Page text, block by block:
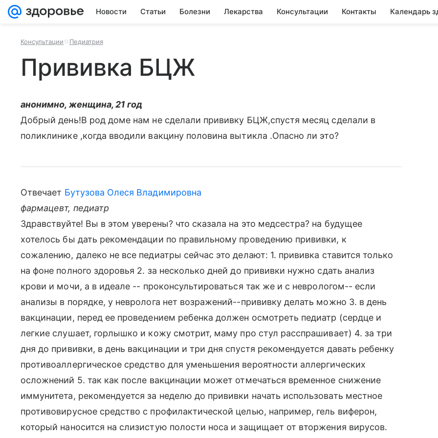
Новости Статьи Болезни Лекарства Консультации Контакты Календарь
Консультации Педиатрия
Прививка БЦЖ
анонимно, женщина, 21 год
Добрый день!В род доме нам не сделали прививку БЦЖ,спустя месяц сделали в
поликлинике ,когда вводили вакцину половина вытикла .Опасно ли это?
Отвечает Бутузова Олеся Владимировна
фармацевт, педиатр
Здравствуйте! Вы в этом уверены? что сказала на это медсестра? на будущее
хотелось бы дать рекомендации по правильному проведению прививки, к
сожалению, далеко не все педиатры сейчас это делают: 1. прививка ставится только
на фоне полного здоровья 2. за несколько дней до прививки нужно сдать анализ
крови и мочи, а в идеале -- проконсультироваться так же и с неврологом-- если
анализы в порядке, у невролога нет возражений--прививку делать можно 3. в день
вакцинации, перед ее проведением ребенка должен осмотреть педиатр (сердце и
легкие слушает, горлышко и кожу смотрит, маму про стул расспрашивает) 4. за три
дня до прививки, в день вакцинации и три дня спустя рекомендуется давать ребенку
противоаллергическое средство для уменьшения вероятности аллергических
осложнений 5. так как после вакцинации может отмечаться временное снижение
иммунитета, рекомендуется за неделю до прививки начать использовать местное
противовирусное средство с профилактической целью, например, гель виферон,
который наносится на слизистую полости носа и защищает от вторжения вирусов.